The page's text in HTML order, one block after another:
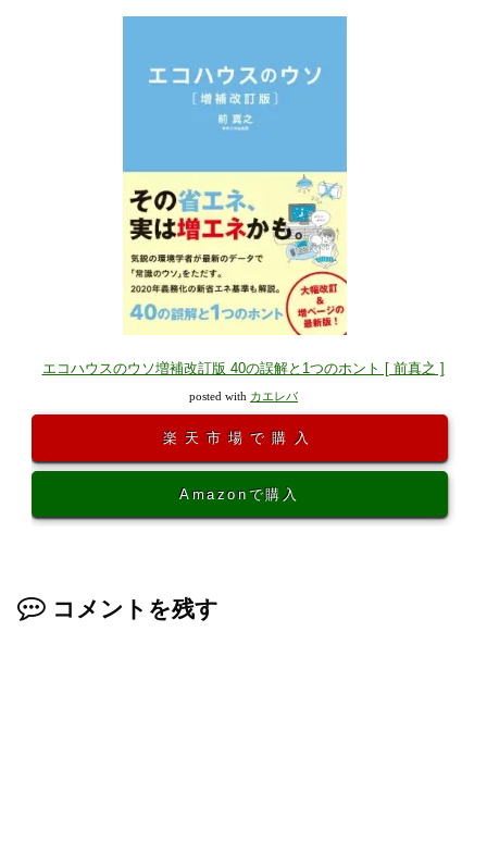
エコハウスのウソ増補改訂版 40の誤解と1つのホント [ 前真之 ]
posted with カエレバ
楽天市場で購入
Amazonで購入
コメントを残す